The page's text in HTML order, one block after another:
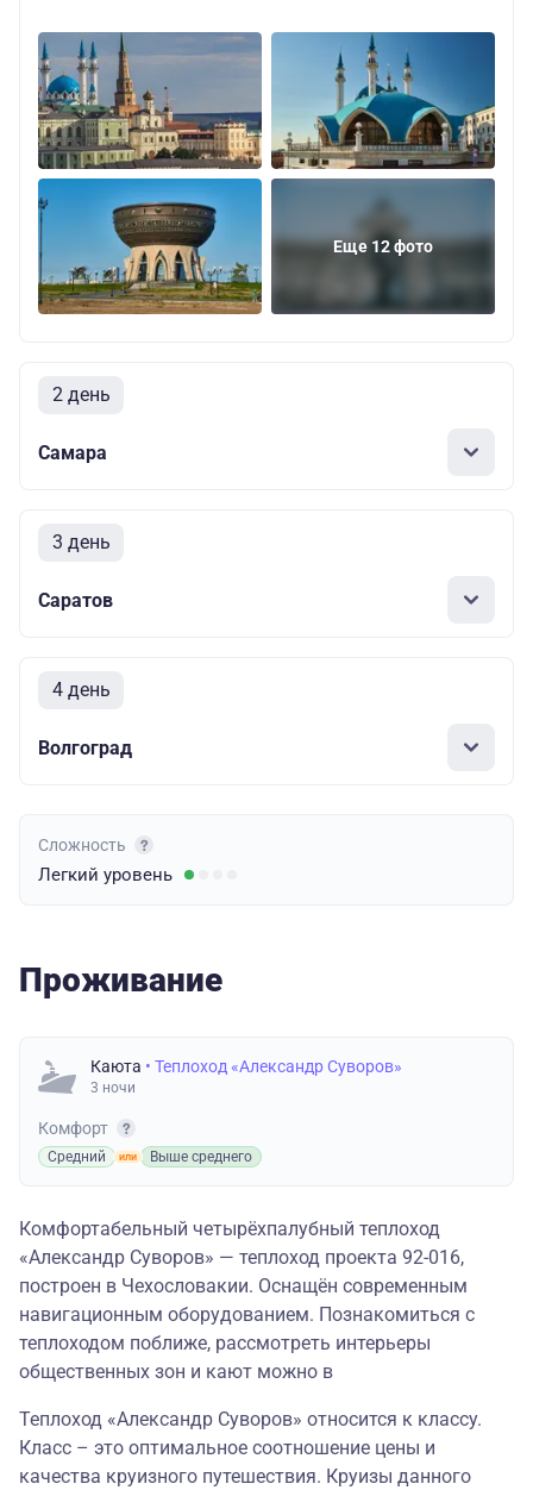
Еще 12 фото
2 день
Самара
3 день
Саратов
4 день
Волгоград
Сложность
Легкий уровень
Проживание
Каюта • Теплоход «Александр Суворов»
3 ночи
Комфорт
Средний Выше среднего
Комфортабельный четырёхпалубный теплоход
«Александр Суворов» — теплоход проекта 92-016,
построен в Чехословакии. Оснащён современным
навигационным оборудованием. Познакомиться с
теплоходом поближе, рассмотреть интерьеры
общественных зон и кают можно в
Теплоход «Александр Суворов» относится к классу.
Класс – это оптимальное соотношение цены и
качества круизного путешествия. Круизы данного